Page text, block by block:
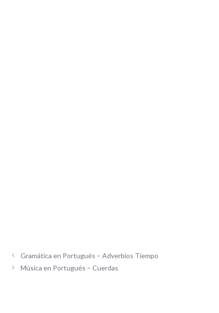
Gramática en Portugués – Adverbios Tiempo
Música en Portugués – Cuerdas